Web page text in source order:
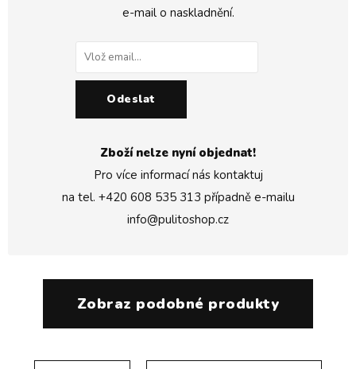
e-mail o naskladnění.
Odeslat
Zboží nelze nyní objednat!
Pro více informací nás kontaktuj
na tel. +420 608 535 313 případně e-mailu
info@pulitoshop.cz
Zobraz podobné produkty